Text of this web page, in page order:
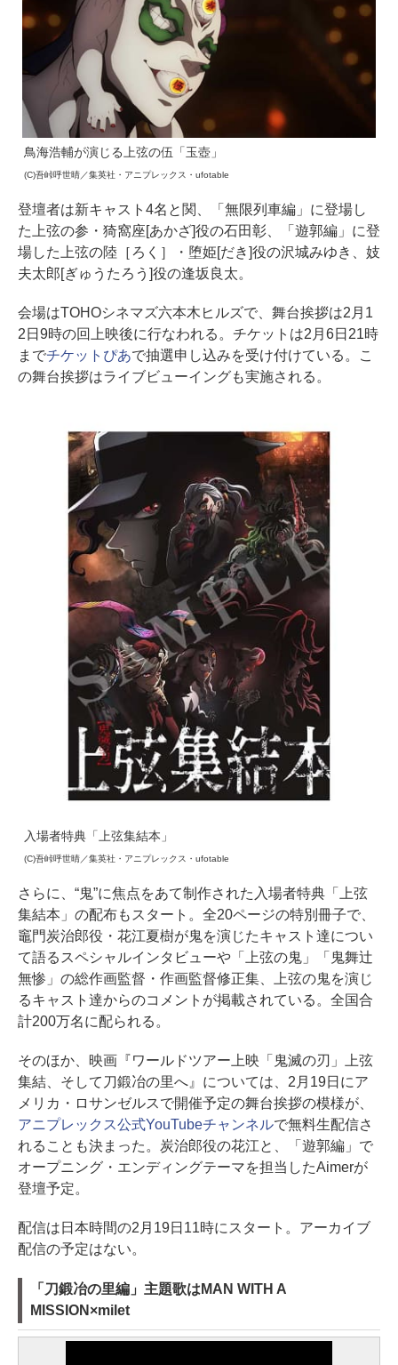
鳥海浩輔が演じる上弦の伍「玉壺」
(C)吾峠呼世晴／集英社・アニプレックス・ufotable
登壇者は新キャスト4名と関、「無限列車編」に登場し
た上弦の参・猗窩座[あかざ]役の石田彰、「遊郭編」に登
場した上弦の陸［ろく］・堕姫[だき]役の沢城みゆき、妓
夫太郎[ぎゅうたろう]役の逢坂良太。
会場はTOHOシネマズ六本木ヒルズで、舞台挨拶は2月1
2日9時の回上映後に行なわれる。チケットは2月6日21時
までチケットぴあで抽選申し込みを受け付けている。こ
の舞台挨拶はライブビューイングも実施される。
入場者特典「上弦集結本」
(C)吾峠呼世晴／集英社・アニプレックス・ufotable
さらに、“鬼”に焦点をあて制作された入場者特典「上弦
集結本」の配布もスタート。全20ページの特別冊子で、
竈門炭治郎役・花江夏樹が鬼を演じたキャスト達につい
て語るスペシャルインタビューや「上弦の鬼」「鬼舞辻󠄀
無惨」の総作画監督・作画監督修正集、上弦の鬼を演じ
るキャスト達からのコメントが掲載されている。全国合
計200万名に配られる。
そのほか、映画『ワールドツアー上映「鬼滅の刃」上弦
集結、そして刀鍛冶の里へ』については、2月19日にア
メリカ・ロサンゼルスで開催予定の舞台挨拶の模様が、
アニプレックス公式YouTubeチャンネルで無料生配信さ
れることも決まった。炭治郎役の花江と、「遊郭編」で
オープニング・エンディングテーマを担当したAimerが
登壇予定。
配信は日本時間の2月19日11時にスタート。アーカイブ
配信の予定はない。
「刀鍛冶の里編」主題歌はMAN WITH A
MISSION×milet